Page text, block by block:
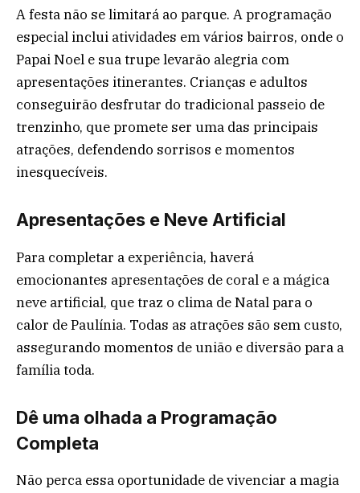
A festa não se limitará ao parque. A programação
especial inclui atividades em vários bairros, onde o
Papai Noel e sua trupe levarão alegria com
apresentações itinerantes. Crianças e adultos
conseguirão desfrutar do tradicional passeio de
trenzinho, que promete ser uma das principais
atrações, defendendo sorrisos e momentos
inesquecíveis.
Apresentações e Neve Artificial
Para completar a experiência, haverá
emocionantes apresentações de coral e a mágica
neve artificial, que traz o clima de Natal para o
calor de Paulínia. Todas as atrações são sem custo,
assegurando momentos de união e diversão para a
família toda.
Dê uma olhada a Programação
Completa
Não perca essa oportunidade de vivenciar a magia